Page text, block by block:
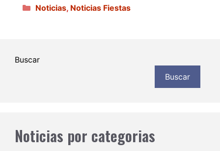
Categorías
Noticias, Noticias Fiestas
Buscar
Buscar
Noticias por categorias